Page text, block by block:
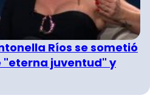
Ríos se sometió
juventud" y